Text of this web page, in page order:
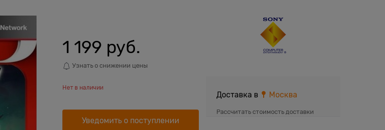
1 199 руб.
Узнать о снижении цены
Нет в наличии
Уведомить о поступлении
Доставка в Москва
Рассчитать стоимость доставки